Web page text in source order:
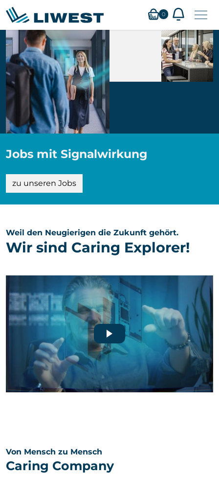
Zum
Hauptinhalt
springen
0
Mein LIWEST
Webmail
Privat
Service
Kontakt
Jobs mit Signalwirkung
zu unseren Jobs
Wir sind Caring Explorer!
Weil den Neugierigen die Zukunft gehört.
Caring Company
Von Mensch zu Mensch